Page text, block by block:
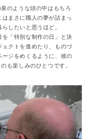
のような頭の中はもちろ
まさに職人の夢が詰まっ
したいと思うほど。
「特別な制作の日」と決
クトを進めたり、ものづ
ージをめくるように、彼の
も楽しみのひとつです。